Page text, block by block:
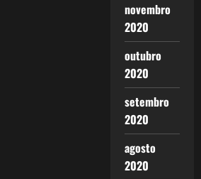
novembro
2020
outubro
2020
setembro
2020
agosto
2020